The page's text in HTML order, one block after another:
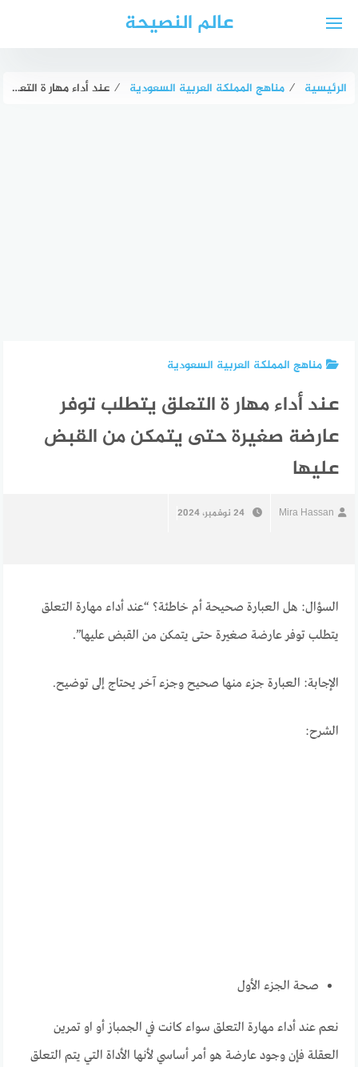
عالم النصيحة
الرئيسية ⁄ مناهج المملكة العربية السعودية ⁄ عند أداء مهار ة التعلق يتطلب توفر عارضة صغيرة حتى يتمكن من القبض عليها
مناهج المملكة العربية السعودية
عند أداء مهار ة التعلق يتطلب توفر
عارضة صغيرة حتى يتمكن من القبض
عليها
Mira Hassan 24 نوفمبر، 2024
السؤال: هل العبارة صحيحة أم خاطئة؟ “عند أداء مهارة التعلق
يتطلب توفر عارضة صغيرة حتى يتمكن من القبض عليها”.
الإجابة: العبارة جزء منها صحيح وجزء آخر يحتاج إلى توضيح.
الشرح:
صحة الجزء الأول
نعم عند أداء مهارة التعلق سواء كانت في الجمباز أو او تمرين
العقلة فإن وجود عارضة هو أمر أساسي لأنها الأداة التي يتم التعلق